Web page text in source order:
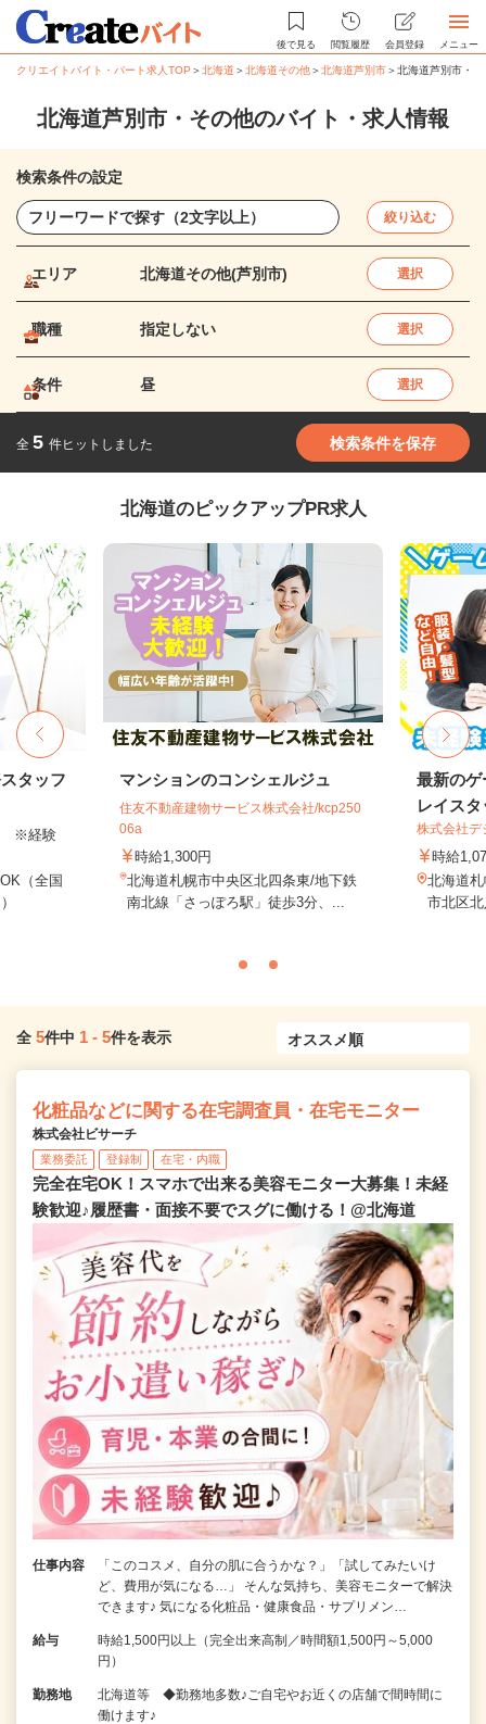
後で見る 閲覧履歴 会員登録 メニュー
クリエイトバイト・パート求人TOP ＞北海道 ＞北海道その他＞北海道芦別市＞北海道芦別市・
北海道芦別市・その他のバイト・求人情報
検索条件の設定
絞り込む
エリア 北海道その他(芦別市) 選択
職種 指定しない 選択
条件 昼 選択
全 5 件ヒットしました 検索条件を保存
北海道のピックアップPR求人
タッフ
※経験
（全国
マンションのコンシェルジュ
住友不動産建物サービス株式会社/kcp250
06a
時給1,300円
北海道札幌市中央区北四条東/地下鉄
南北線「さっぽろ駅」徒歩3分、...
最新のゲ
レイスタ
株式会社
時給
北海道
市北区
全 5件中 1 - 5件を表示
化粧品などに関する在宅調査員・在宅モニター
株式会社ビサーチ
業務委託 登録制 在宅・内職
完全在宅OK！スマホで出来る美容モニター大募集！未経
験歓迎♪履歴書・面接不要でスグに働ける！@北海道
仕事内容
「このコスメ、自分の肌に合うかな？」「試してみたいけ
ど、費用が気になる…」 そんな気持ち、美容モニターで解決
できます♪ 気になる化粧品・健康食品・サプリメン…
給与
時給1,500円以上（完全出来高制／時間額1,500円～5,000
円）
勤務地
北海道等 ◆勤務地多数♪ご自宅やお近くの店舗で間時間に
働けます♪